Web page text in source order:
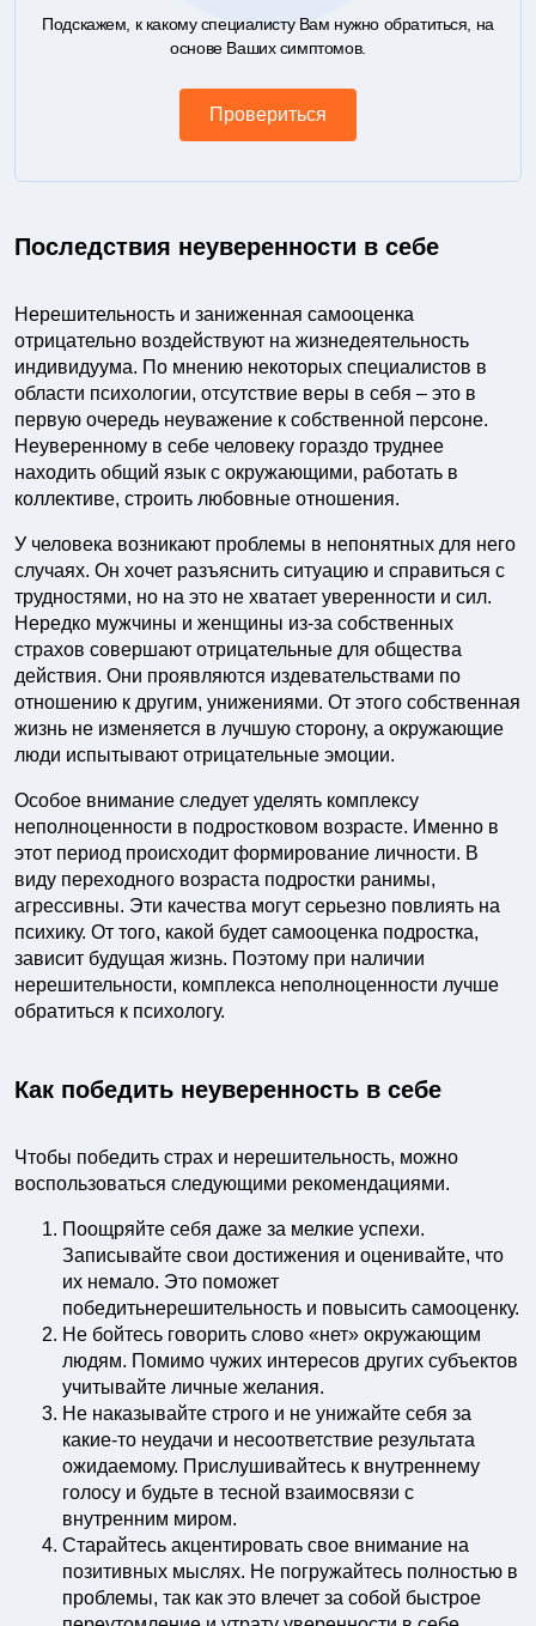
Подскажем, к какому специалисту Вам нужно обратиться, на
основе Ваших симптомов.
Провериться
Последствия неуверенности в себе
Нерешительность и заниженная самооценка
отрицательно воздействуют на жизнедеятельность
индивидуума. По мнению некоторых специалистов в
области психологии, отсутствие веры в себя – это в
первую очередь неуважение к собственной персоне.
Неуверенному в себе человеку гораздо труднее
находить общий язык с окружающими, работать в
коллективе, строить любовные отношения.
У человека возникают проблемы в непонятных для него
случаях. Он хочет разъяснить ситуацию и справиться с
трудностями, но на это не хватает уверенности и сил.
Нередко мужчины и женщины из-за собственных
страхов совершают отрицательные для общества
действия. Они проявляются издевательствами по
отношению к другим, унижениями. От этого собственная
жизнь не изменяется в лучшую сторону, а окружающие
люди испытывают отрицательные эмоции.
Особое внимание следует уделять комплексу
неполноценности в подростковом возрасте. Именно в
этот период происходит формирование личности. В
виду переходного возраста подростки ранимы,
агрессивны. Эти качества могут серьезно повлиять на
психику. От того, какой будет самооценка подростка,
зависит будущая жизнь. Поэтому при наличии
нерешительности, комплекса неполноценности лучше
обратиться к психологу.
Как победить неуверенность в себе
Чтобы победить страх и нерешительность, можно
воспользоваться следующими рекомендациями.
Поощряйте себя даже за мелкие успехи.
Записывайте свои достижения и оценивайте, что
их немало. Это поможет
победитьнерешительность и повысить самооценку.
Не бойтесь говорить слово «нет» окружающим
людям. Помимо чужих интересов других субъектов
учитывайте личные желания.
Не наказывайте строго и не унижайте себя за
какие-то неудачи и несоответствие результата
ожидаемому. Прислушивайтесь к внутреннему
голосу и будьте в тесной взаимосвязи с
внутренним миром.
Старайтесь акцентировать свое внимание на
позитивных мыслях. Не погружайтесь полностью в
проблемы, так как это влечет за собой быстрое